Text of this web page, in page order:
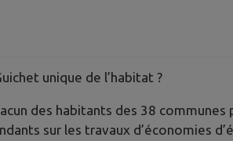
unique de l’habitat ?
des habitants des 38
sur les travaux d’économies